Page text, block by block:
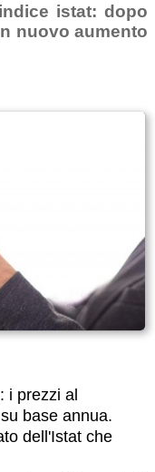
istat: dopo
nuovo aumento
i prezzi al
base annua.
dell'Istat che